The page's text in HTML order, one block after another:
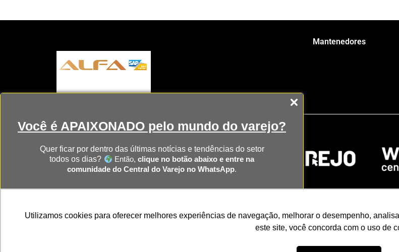
Você é APAIXONADO pelo mundo do varejo?
Quer ficar por dentro das últimas notícias e tendências do setor
todos os dias?
Então, clique no botão abaixo e entre na
comunidade do Central do Varejo no WhatsApp.
NOTÍCIAS DIRETO NO SEU WHATSAPP
Utilizamos cookies para oferecer melhores experiências de navegação, melhorar o desempenho,
este site, você concorda com o uso de
Mantenedores
Home NRF NRA Chicago NRF Paris Web Summit Lisboa